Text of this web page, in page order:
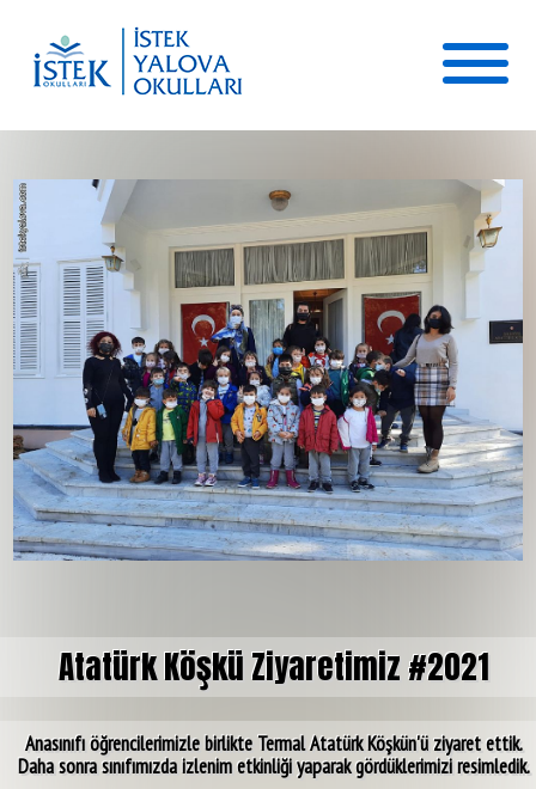
Atatürk Köşkü Ziyaretimiz #2021
Anasınıfı öğrencilerimizle birlikte Termal Atatürk Köşkün'ü ziyaret ettik.
Daha sonra sınıfımızda izlenim etkinliği yaparak gördüklerimizi resimledik.